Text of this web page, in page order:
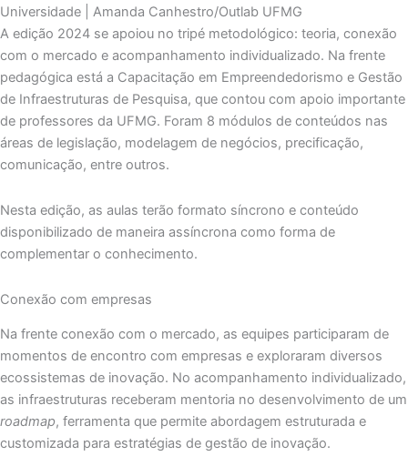
Universidade | Amanda Canhestro/Outlab UFMG
A edição 2024 se apoiou no tripé metodológico: teoria, conexão
com o mercado e acompanhamento individualizado. Na frente
pedagógica está a Capacitação em Empreendedorismo e Gestão
de Infraestruturas de Pesquisa, que contou com apoio importante
de professores da UFMG. Foram 8 módulos de conteúdos nas
áreas de legislação, modelagem de negócios, precificação,
comunicação, entre outros.
Nesta edição, as aulas terão formato síncrono e conteúdo
disponibilizado de maneira assíncrona como forma de
complementar o conhecimento.
Conexão com empresas
Na frente conexão com o mercado, as equipes participaram de
momentos de encontro com empresas e exploraram diversos
ecossistemas de inovação. No acompanhamento individualizado,
as infraestruturas receberam mentoria no desenvolvimento de um
roadmap, ferramenta que permite abordagem estruturada e
customizada para estratégias de gestão de inovação.